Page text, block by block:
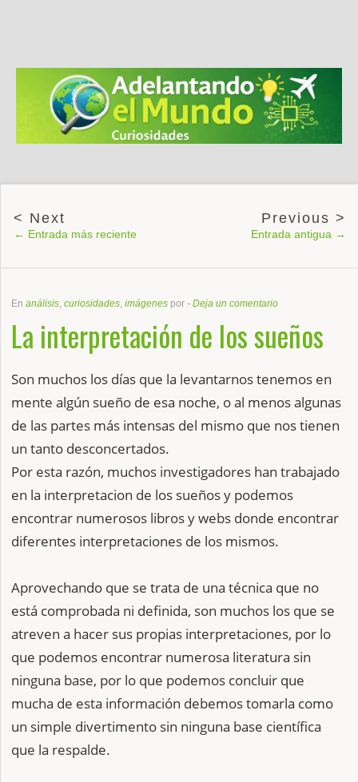
← Entrada más reciente Entrada antigua →
Enanálisis,curiosidades,imágenes por- Deja un comentario
La interpretación de los sueños
Son muchos los días que la levantarnos tenemos en
mente algún sueño de esa noche, o al menos algunas
de las partes más intensas del mismo que nos tienen
un tanto desconcertados.
Por esta razón, muchos investigadores han trabajado
en la interpretacion de los sueños y podemos
encontrar numerosos libros y webs donde encontrar
diferentes interpretaciones de los mismos.
Aprovechando que se trata de una técnica que no
está comprobada ni definida, son muchos los que se
atreven a hacer sus propias interpretaciones, por lo
que podemos encontrar numerosa literatura sin
ninguna base, por lo que podemos concluir que
mucha de esta información debemos tomarla como
un simple divertimento sin ninguna base científica
que la respalde.